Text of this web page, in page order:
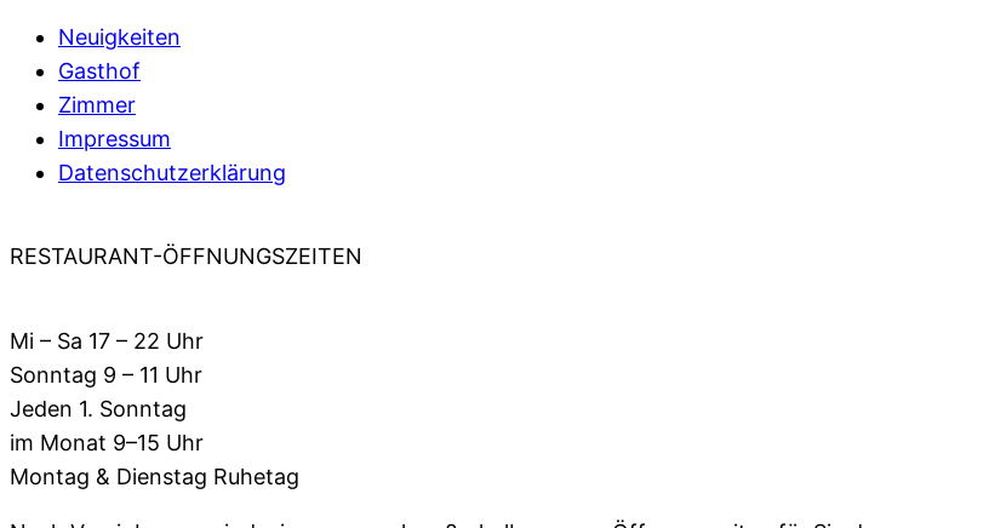
Neuigkeiten
Gasthof
Zimmer
Impressum
Datenschutzerklärung
RESTAURANT-ÖFFNUNGSZEITEN
Mi – Sa 17 – 22 Uhr
Sonntag 9 – 11 Uhr
Jeden 1. Sonntag
im Monat 9–15 Uhr
Montag & Dienstag Ruhetag